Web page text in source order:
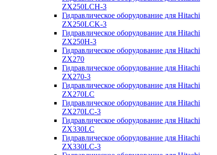
ZX250LCH-3
Гидравлическое оборудование для Hitachi
ZX250LCK-3
Гидравлическое оборудование для Hitachi
ZX250Н-3
Гидравлическое оборудование для Hitachi
ZX270
Гидравлическое оборудование для Hitachi
ZX270-3
Гидравлическое оборудование для Hitachi
ZX270LC
Гидравлическое оборудование для Hitachi
ZX270LC-3
Гидравлическое оборудование для Hitachi
ZX330LC
Гидравлическое оборудование для Hitachi
ZX330LC-3